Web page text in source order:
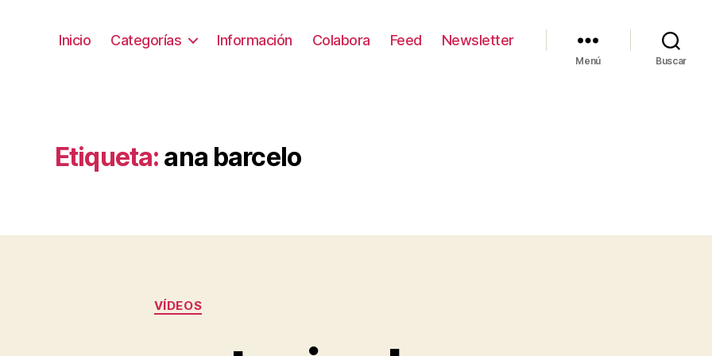
Inicio Categorías Información Colabora Feed Newsletter
Menú Buscar
Etiqueta: ana barcelo
Categorías
VÍDEOS